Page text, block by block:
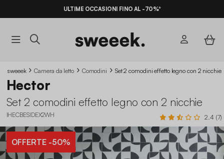
ULTIME OCCASIONI FINO AL -70%*
sweeek Camera da letto Comodini Set 2 comodini effetto legno con 2 nicchie
Hector
Set 2 comodini effetto legno con 2 nicchie
IHECBESIDEX2WH 2.4 (7)
OFFERTE-50%